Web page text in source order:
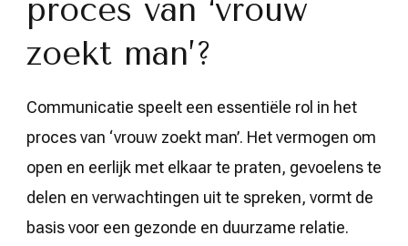
proces van ‘vrouw
zoekt man’?
Communicatie speelt een essentiële rol in het
proces van ‘vrouw zoekt man’. Het vermogen om
open en eerlijk met elkaar te praten, gevoelens te
delen en verwachtingen uit te spreken, vormt de
basis voor een gezonde en duurzame relatie.